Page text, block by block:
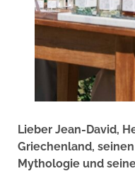
Lieber Jean-David,
Griechenland,
Mythologie und